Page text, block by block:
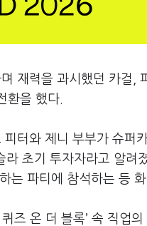
재력을 과시했던 카걸
환을 했다
터와 제니 부부가 슈퍼
초기 투자자라고 알려
는 파티에 참석하는 등
즈 온 더 블록’ 속 직업의